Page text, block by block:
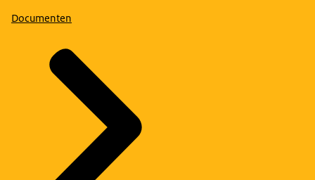
Documenten